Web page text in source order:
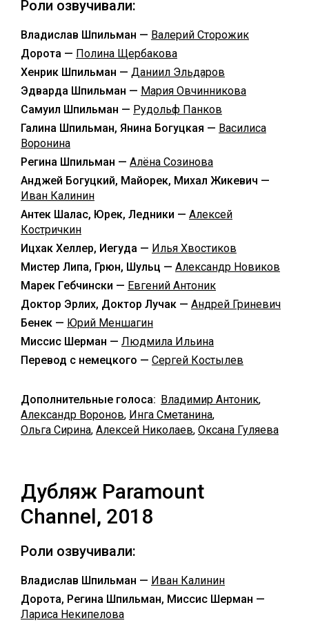
Роли озвучивали:
Владислав Шпильман — Валерий Сторожик
Дорота — Полина Щербакова
Хенрик Шпильман — Даниил Эльдаров
Эдварда Шпильман — Мария Овчинникова
Самуил Шпильман — Рудольф Панков
Галина Шпильман, Янина Богуцкая — Василиса
Воронина
Регина Шпильман — Алёна Созинова
Анджей Богуцкий, Майорек, Михал Жикевич —
Иван Калинин
Антек Шалас, Юрек, Ледники — Алексей
Костричкин
Ицхак Хеллер, Иегуда — Илья Хвостиков
Мистер Липа, Грюн, Шульц — Александр Новиков
Марек Гебчински — Евгений Антоник
Доктор Эрлих, Доктор Лучак — Андрей Гриневич
Бенек — Юрий Меншагин
Миссис Шерман — Людмила Ильина
Перевод с немецкого — Сергей Костылев
Дополнительные голоса: Владимир Антоник,
Александр Воронов, Инга Сметанина,
Ольга Сирина, Алексей Николаев, Оксана Гуляева
Дубляж Paramount
Channel, 2018
Роли озвучивали:
Владислав Шпильман — Иван Калинин
Дорота, Регина Шпильман, Миссис Шерман —
Лариса Некипелова